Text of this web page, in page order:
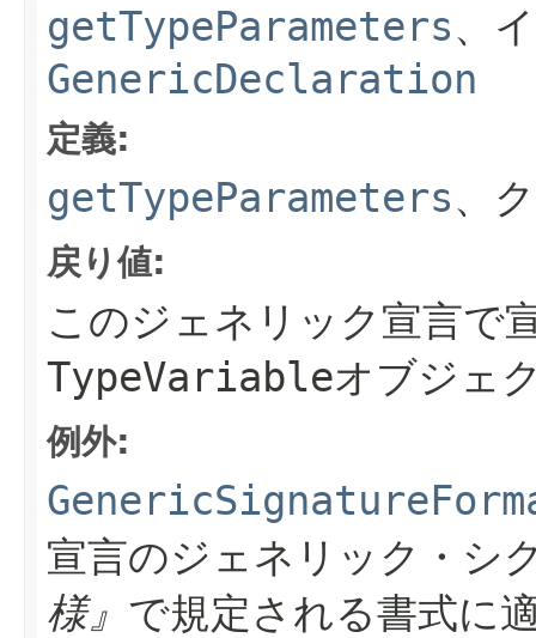
getTypeParameters、
GenericDeclaration
定義:
getTypeParameters、
戻り値:
このジェネリック宣言で
TypeVariableオブジェ
例外:
宣言のジェネリック・シ
様』 で規定される書式に